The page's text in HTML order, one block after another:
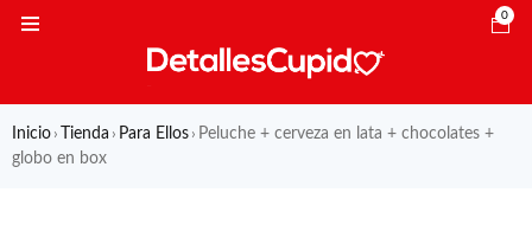
0
Inicio › Tienda › Para Ellos › Peluche + cerveza en lata + chocolates +
globo en box